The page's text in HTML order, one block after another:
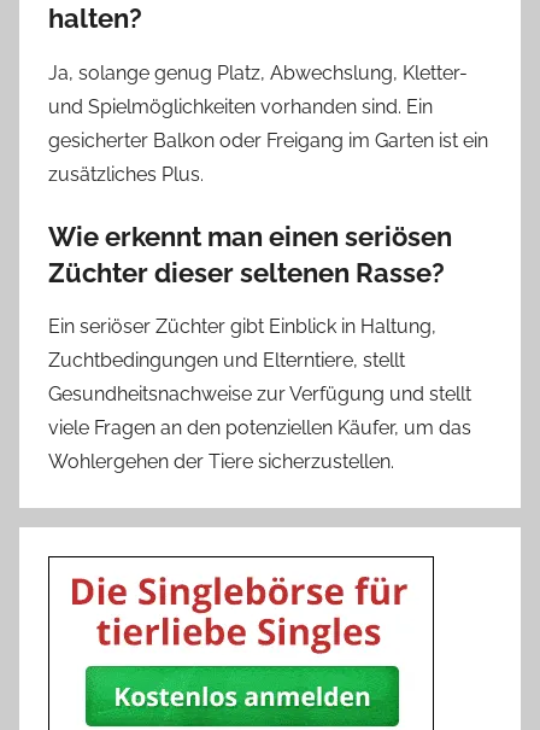
halten?
Ja, solange genug Platz, Abwechslung, Kletter-
und Spielmöglichkeiten vorhanden sind. Ein
gesicherter Balkon oder Freigang im Garten ist ein
zusätzliches Plus.
Wie erkennt man einen seriösen
Züchter dieser seltenen Rasse?
Ein seriöser Züchter gibt Einblick in Haltung,
Zuchtbedingungen und Elterntiere, stellt
Gesundheitsnachweise zur Verfügung und stellt
viele Fragen an den potenziellen Käufer, um das
Wohlergehen der Tiere sicherzustellen.